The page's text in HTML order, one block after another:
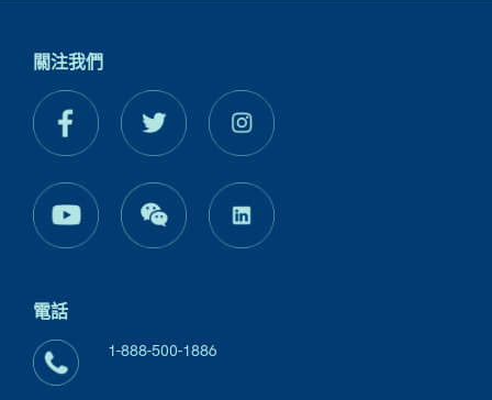
關注我們
電話
1-888-500-1886